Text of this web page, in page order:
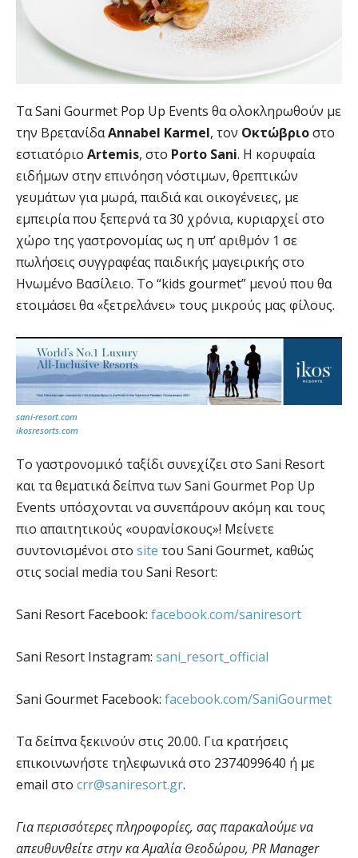
Τα Sani Gourmet Pop Up Events θα ολοκληρωθούν με
την ΒρετανίδαAnnabel Karmel, τον Οκτώβριοστο
εστιατόριο Artemis, στο Porto Sani. Η κορυφαία
ειδήμων στην επινόηση νόστιμων, θρεπτικών
γευμάτων για μωρά, παιδιά και οικογένειες, με
εμπειρία που ξεπερνά τα 30 χρόνια, κυριαρχεί στο
χώρο της γαστρονομίας ως η υπ’ αριθμόν 1 σε
πωλήσεις συγγραφέας παιδικής μαγειρικής στο
Ηνωμένο Βασίλειο. Το “kids gourmet” μενού που θα
ετοιμάσει θα «ξετρελάνει» τους μικρούς μας φίλους.
sani-resort.com
ikosresorts.com
Το γαστρονομικό ταξίδι συνεχίζει στο Sani Resort
και τα θεματικά δείπνα των Sani Gourmet Pop Up
Events υπόσχονται να συνεπάρουν ακόμη και τους
πιο απαιτητικούς «ουρανίσκους»! Μείνετε
συντονισμένοι στο site του Sani Gourmet, καθώς
στις social media του Sani Resort:
Sani Resort Facebook: facebook.com/saniresort
Sani Resort Instagram: sani_resort_official
Sani Gourmet Facebook: facebook.com/SaniGourmet
Τα δείπνα ξεκινούν στις 20.00. Για κρατήσεις
επικοινωνήστε τηλεφωνικά στο 2374099640 ή με
email στο crr@saniresort.gr.
Για περισσότερες πληροφορίες, σας παρακαλούμε να
απευθυνθείτε στην κα Αμαλία Θεοδώρου, PRManager